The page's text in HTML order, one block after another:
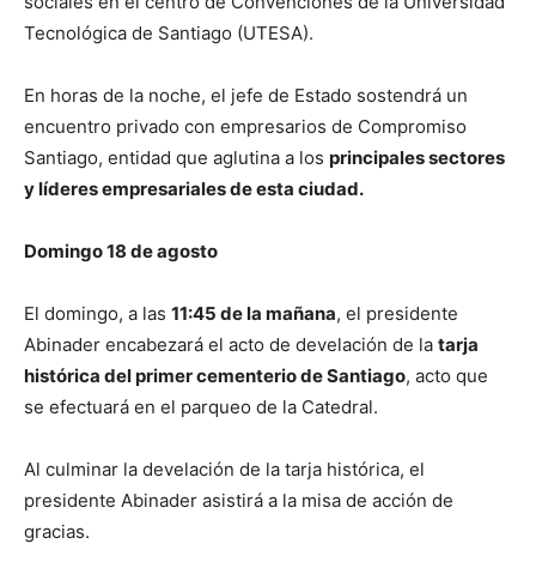
Tecnológica de Santiago (UTESA).
En horas de la noche, el jefe de Estado sostendrá un
encuentro privado con empresarios de Compromiso
Santiago, entidad que aglutina a los principales sectores
y líderes empresariales de esta ciudad.
Domingo 18 de agosto
El domingo, a las 11:45 de la mañana, el presidente
Abinader encabezará el acto de develación de la tarja
histórica del primer cementerio de Santiago, acto que
se efectuará en el parqueo de la Catedral.
Al culminar la develación de la tarja histórica, el
presidente Abinader asistirá a la misa de acción de
gracias.